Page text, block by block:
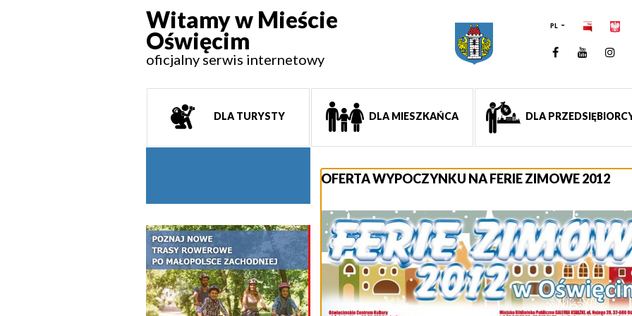
Witamy w Mieście
Oświęcim
oficjalny serwis internetowy
PL
Facebook
DLA TURYSTY DLA MIESZKAŃCA DLA
OFERTA WYPOCZYNKU NA FERIE ZIMOWE 2012